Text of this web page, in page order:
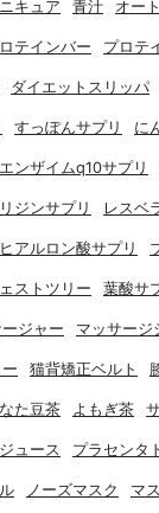
キュア 青汁 オー
テインバー プロテ
ダイエットスリッパ
すっぽんサプリ に
ンザイムq10サプリ
リジンサプリ レスベ
ヒアルロン酸サプリ
ストツリー 葉酸サ
ジャー マッサージ
猫背矯正ベルト
なた豆茶 よもぎ茶
ュース プラセンタ
ノーズマスク マ